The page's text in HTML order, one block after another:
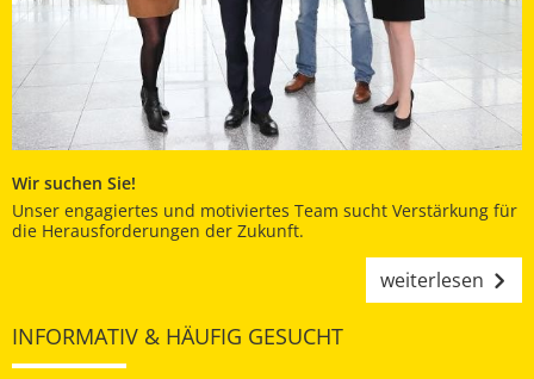
Wir suchen Sie!
Unser engagiertes und motiviertes Team sucht Verstärkung für
die Herausforderungen der Zukunft.
weiterlesen
INFORMATIV & HÄUFIG GESUCHT